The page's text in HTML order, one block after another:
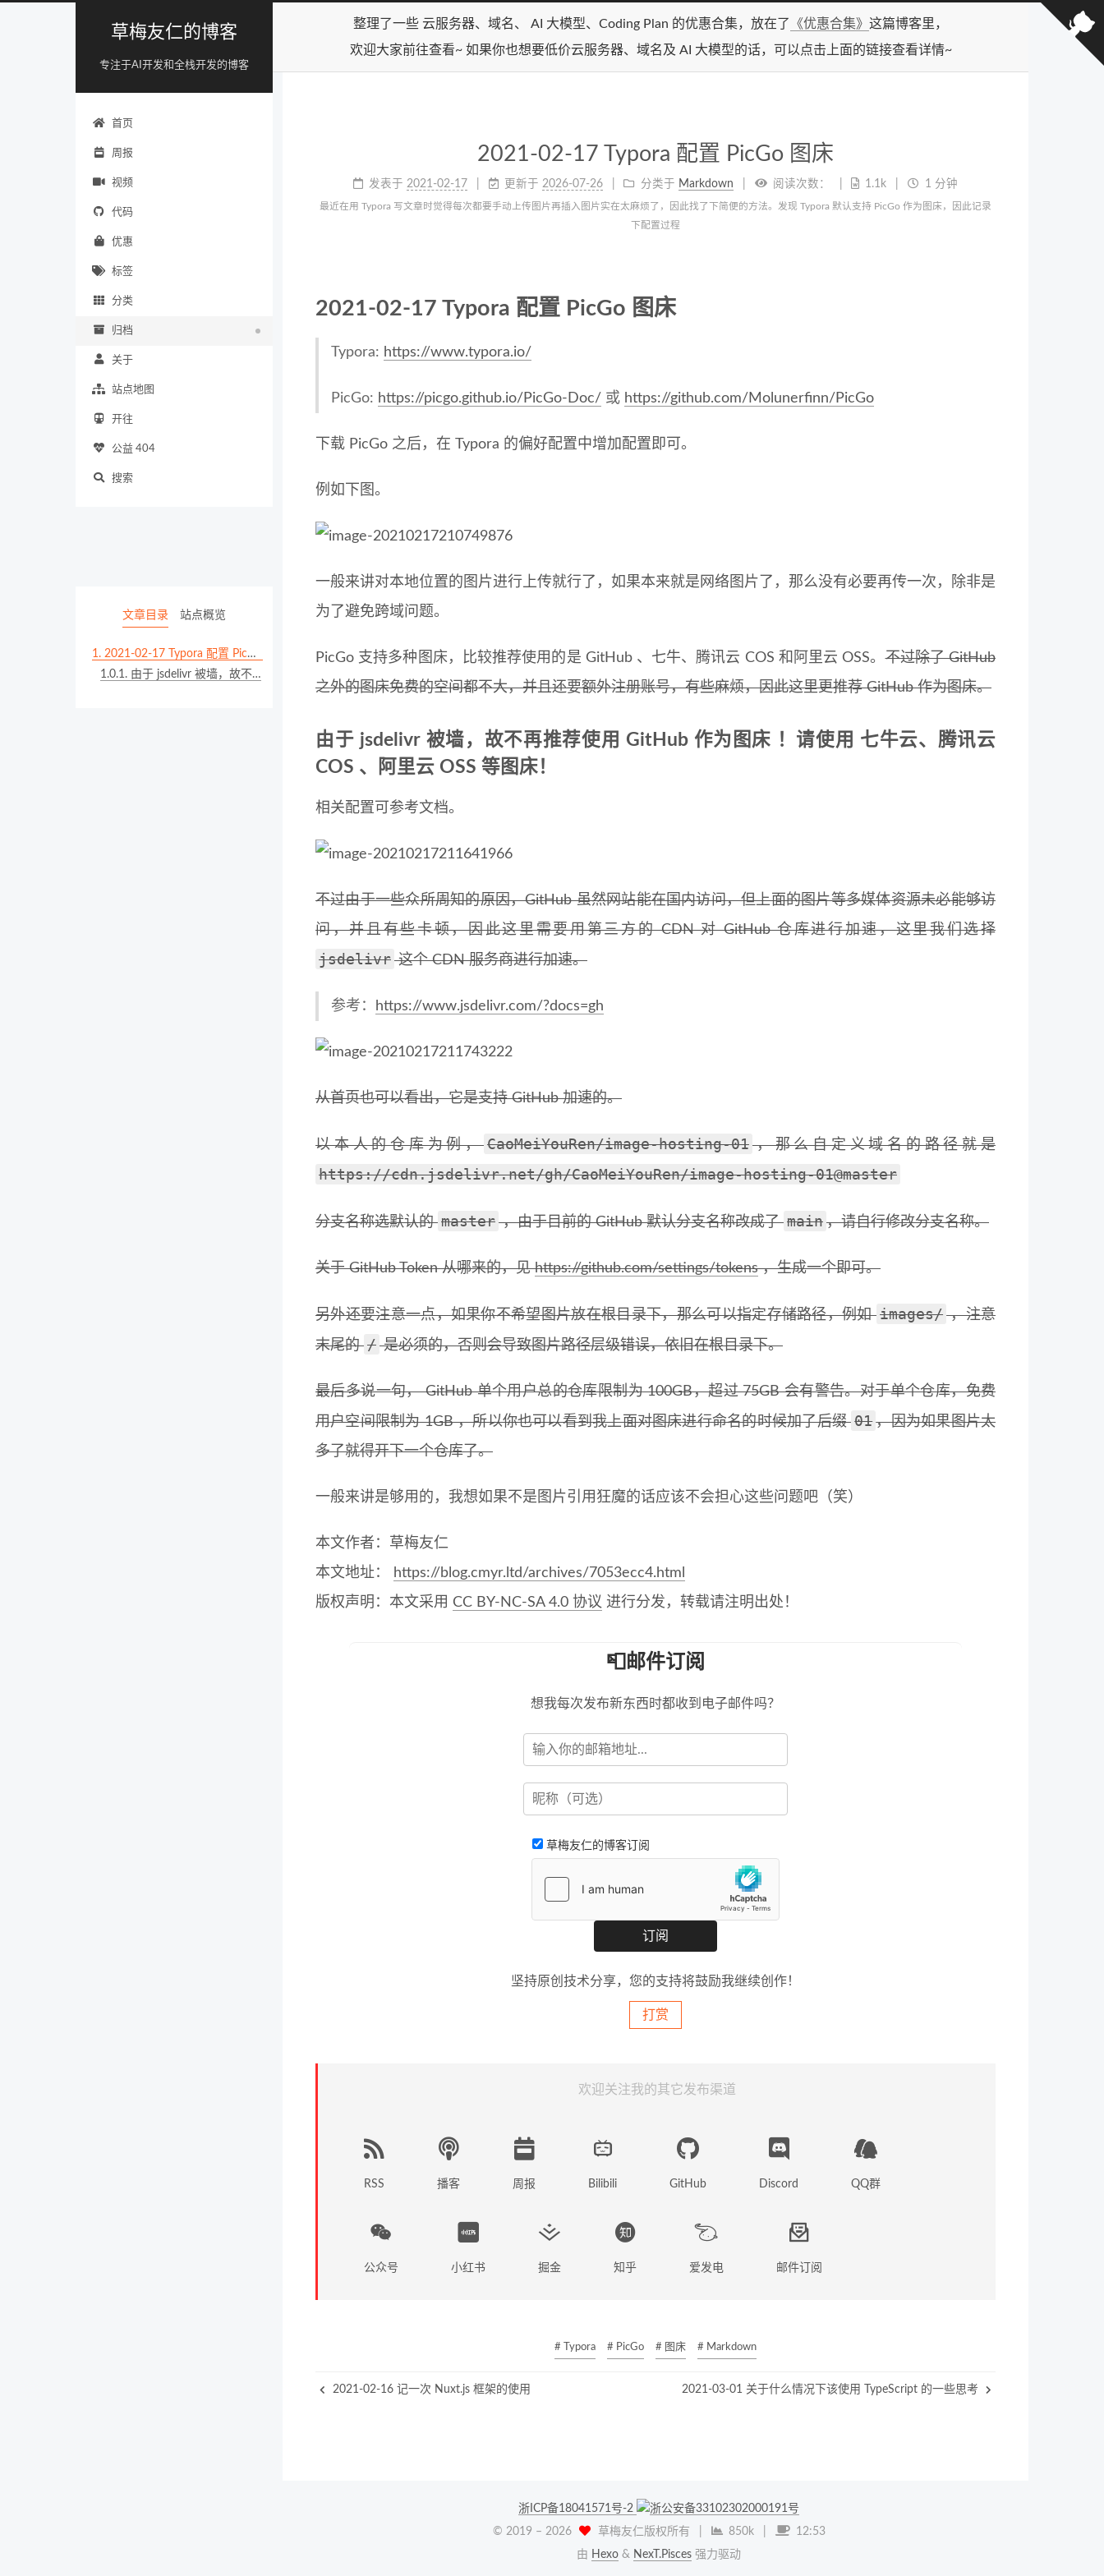
整理了一些 云服务器、域名、 AI 大模型、Coding Plan 的优惠合集，放在了 《优惠合集》 这篇博客里，
欢迎大家前往查看~ 如果你也想要低价云服务器、域名及 AI 大模型的话，可以点击上面的链接查看详情~
草梅友仁的博客
专注于AI开发和全栈开发的博客
首页
周报
视频
代码
优惠
标签
分类
归档
关于
站点地图
开往
公益 404
搜索
2021-02-17 Typora 配置 PicGo 图床
发表于 2021-02-17 更新于 2026-07-26 分类于 Markdown 阅读次数： 1.1k 1 分钟
最近在用 Typora 写文章时觉得每次都要手动上传图片再插入图片实在太麻烦了，因此找了下简便的方法。发现 Typora 默认支持 PicGo 作为图床，因此记录
下配置过程
2021-02-17 Typora 配置 PicGo 图床
Typora: https://www.typora.io/
PicGo: https://picgo.github.io/PicGo-Doc/ 或 https://github.com/Molunerfinn/PicGo
下载 PicGo 之后，在 Typora 的偏好配置中增加配置即可。
例如下图。
一般来讲对本地位置的图片进行上传就行了，如果本来就是网络图片了，那么没有必要再传一次，除非是
为了避免跨域问题。
PicGo 支持多种图床，比较推荐使用的是 GitHub 、七牛、腾讯云 COS 和阿里云 OSS。不过除了 GitHub
之外的图床免费的空间都不大，并且还要额外注册账号，有些麻烦，因此这里更推荐 GitHub 作为图床。
由于 jsdelivr 被墙，故不再推荐使用 GitHub 作为图床 ！请使用 七牛云、腾讯云
COS 、阿里云 OSS 等图床！
相关配置可参考文档。
不过由于一些众所周知的原因，GitHub 虽然网站能在国内访问，但上面的图片等多媒体资源未必能够访
问，并且有些卡顿，因此这里需要用第三方的 CDN 对 GitHub 仓库进行加速，这里我们选择
jsdelivr 这个 CDN 服务商进行加速。
参考： https://www.jsdelivr.com/?docs=gh
从首页也可以看出，它是支持 GitHub 加速的。
以本人的仓库为例， CaoMeiYouRen/image-hosting-01 ，那么自定义域名的路径就是
https://cdn.jsdelivr.net/gh/CaoMeiYouRen/image-hosting-01@master
分支名称选默认的 master ，由于目前的 GitHub 默认分支名称改成了 main ，请自行修改分支名称。
关于 GitHub Token 从哪来的，见https://github.com/settings/tokens，生成一个即可。
另外还要注意一点，如果你不希望图片放在根目录下，那么可以指定存储路径，例如 images/ ，注意
末尾的 / 是必须的，否则会导致图片路径层级错误，依旧在根目录下。
最后多说一句， GitHub 单个用户总的仓库限制为 100GB，超过 75GB 会有警告。对于单个仓库，免费
用户空间限制为 1GB ，所以你也可以看到我上面对图床进行命名的时候加了后缀 01 ，因为如果图片太
多了就得开下一个仓库了。
一般来讲是够用的，我想如果不是图片引用狂魔的话应该不会担心这些问题吧（笑）
本文作者：草梅友仁
本文地址：
https://blog.cmyr.ltd/archives/7053ecc4.html
版权声明：本文采用 CC BY-NC-SA 4.0 协议 进行分发，转载请注明出处！
📮邮件订阅
想我每次发布新东西时都收到电子邮件吗？
草梅友仁的博客订阅
坚持原创技术分享，您的支持将鼓励我继续创作！
打赏
欢迎关注我的其它发布渠道
RSS 播客 周报 Bilibili GitHub Discord QQ群
公众号 小红书 掘金 知乎 爱发电 邮件订阅
# Typora # PicGo # 图床 # Markdown
2021-02-16 记一次 Nuxt.js 框架的使用 2021-03-01 关于什么情况下该使用 TypeScript 的一些思考
文章目录 站点概览
1. 2021-02-17 Typora 配置 PicGo 图床
1.0.1. 由于 jsdelivr 被墙，故不再推荐使用 GitHub 作为图床 ！请使用 七牛云、腾讯云 COS 、阿里云 OSS 等图床！
浙ICP备18041571号-2
浙公安备33102302000191号
© 2019 – 2026 草梅友仁版权所有 850k
12:53
由 Hexo & NexT.Pisces 强力驱动